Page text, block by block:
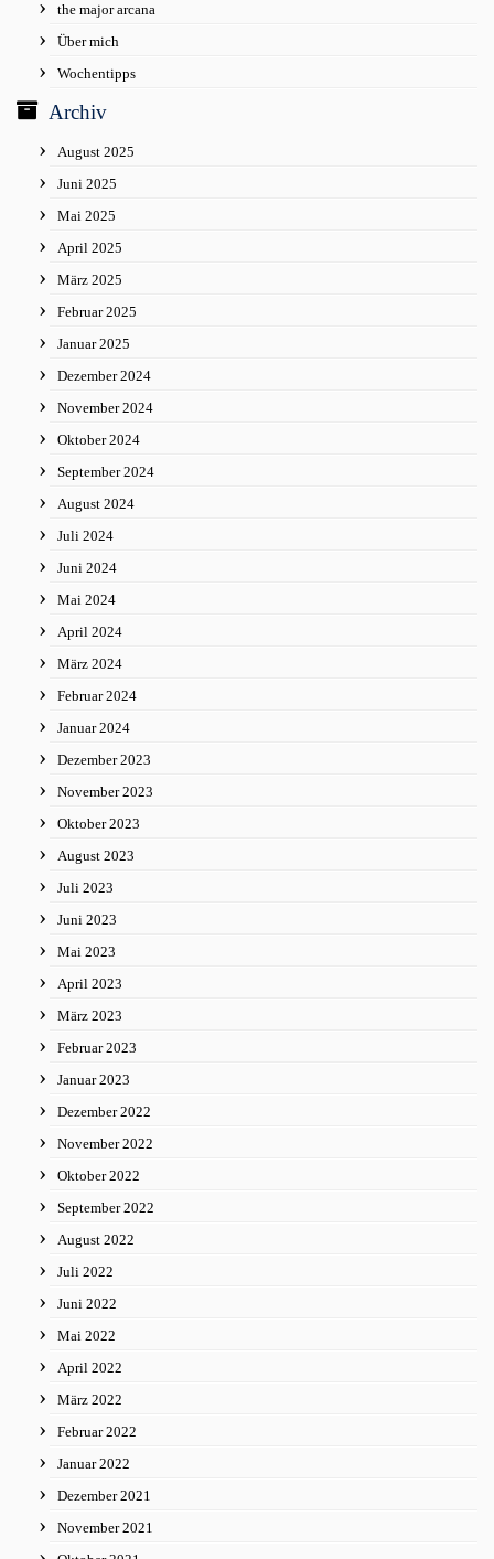
the major arcana
Über mich
Wochentipps
Archiv
August 2025
Juni 2025
Mai 2025
April 2025
März 2025
Februar 2025
Januar 2025
Dezember 2024
November 2024
Oktober 2024
September 2024
August 2024
Juli 2024
Juni 2024
Mai 2024
April 2024
März 2024
Februar 2024
Januar 2024
Dezember 2023
November 2023
Oktober 2023
August 2023
Juli 2023
Juni 2023
Mai 2023
April 2023
März 2023
Februar 2023
Januar 2023
Dezember 2022
November 2022
Oktober 2022
September 2022
August 2022
Juli 2022
Juni 2022
Mai 2022
April 2022
März 2022
Februar 2022
Januar 2022
Dezember 2021
November 2021